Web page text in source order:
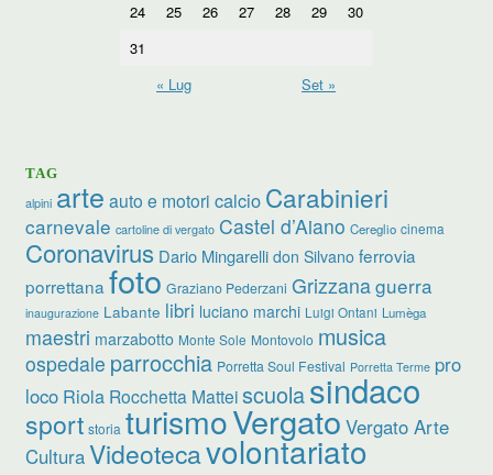
24
25 26 27 28 29
30
31
« Lug
Set »
TAG
alpini arte auto e motori calcio Carabinieri
carnevale cartoline di vergato Castel d’Aiano Cereglio cinema
Coronavirus Dario Mingarelli don Silvano ferrovia
porrettana foto Graziano Pederzani Grizzanaguerra
inaugurazione Labante libri luciano marchi Luigi Ontani Lumèga
maestri marzabotto Monte Sole Montovolo musica
ospedale parrocchia Porretta Soul Festival Porretta Terme pro
loco Riola Rocchetta Matteiscuolasindaco
sport storia turismoVergato Vergato Arte
CulturaVideotecavolontariato